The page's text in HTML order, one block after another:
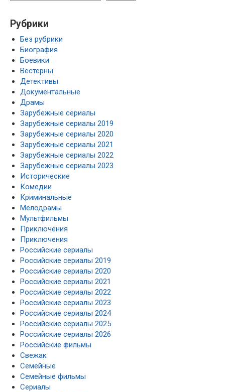
Рубрики
Без рубрики
Биография
Боевики
Вестерны
Детективы
Документальные
Драмы
Зарубежные сериалы
Зарубежные сериалы 2019
Зарубежные сериалы 2020
Зарубежные сериалы 2021
Зарубежные сериалы 2022
Зарубежные сериалы 2023
Исторические
Комедии
Криминальные
Мелодрамы
Мультфильмы
Приключения
Приключения
Российские сериалы
Российские сериалы 2019
Российские сериалы 2020
Российские сериалы 2021
Российские сериалы 2022
Российские сериалы 2023
Российские сериалы 2024
Российские сериалы 2025
Российские сериалы 2026
Российские фильмы
Свежак
Семейные
Семейные фильмы
Сериалы